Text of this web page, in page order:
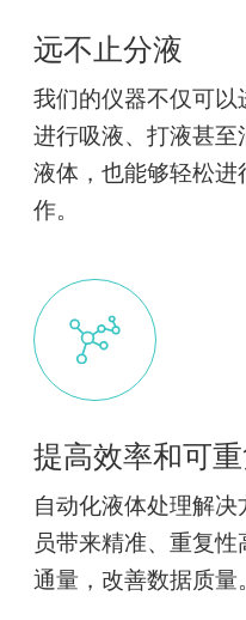
远不止分液
我们的仪器不仅可
进行吸液、打液甚
液体，也能够轻松
作。
提高效率和可
自动化液体处理解
员带来精准、重复
通量，改善数据质量